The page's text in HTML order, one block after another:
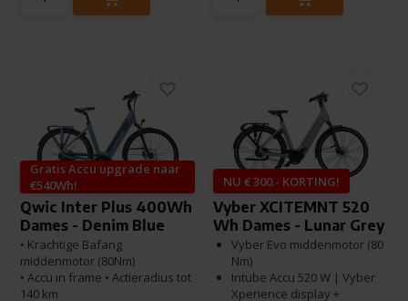
Gratis Accu upgrade naar
€540Wh!
Qwic Inter Plus 400Wh
Dames - Denim Blue
• Krachtige Bafang
middenmotor (80Nm)
• Accu in frame • Actieradius tot
140 km
NU € 300.- KORTING!
Vyber XCITEMNT 520
Wh Dames - Lunar Grey
Vyber Evo middenmotor (80
Nm)
Intube Accu 520 W | Vyber
Xperience display +